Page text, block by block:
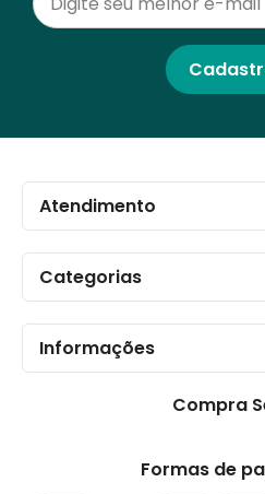
Categorias
Informações
Compra
Atendimento
Formas de